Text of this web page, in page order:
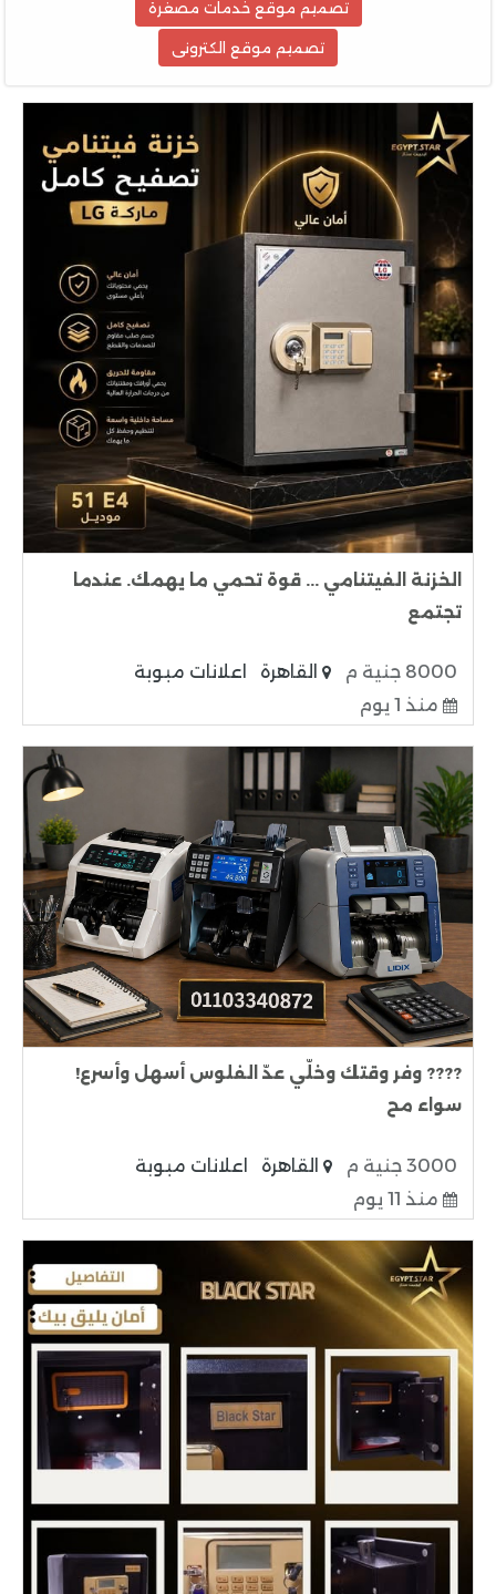
تصميم موقع خدمات مصغرة
تصميم موقع الكترونى
الخزنة الفيتنامي ... قوة تحمي ما يهمك. عندما
تجتمع
8000 جنية م القاهرة
اعلانات مبوبة
منذ 1 يوم
???? وفر وقتك وخلّي عدّ الفلوس أسهل وأسرع!
سواء مح
3000 جنية م القاهرة
اعلانات مبوبة
منذ 11 يوم